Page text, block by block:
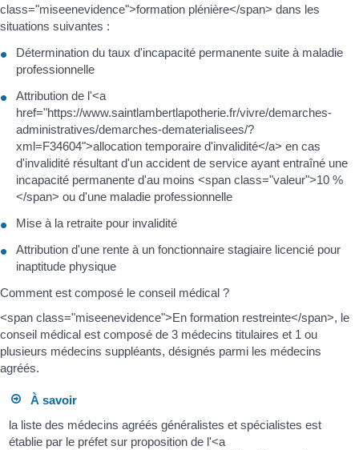
class="miseenevidence">formation plénière</span> dans les
situations suivantes :
Détermination du taux d'incapacité permanente suite à maladie
professionnelle
Attribution de l'<a
href="https://www.saintlambertlapotherie.fr/vivre/demarches-
administratives/demarches-dematerialisees/?
xml=F34604">allocation temporaire d'invalidité</a> en cas
d'invalidité résultant d'un accident de service ayant entraîné une
incapacité permanente d'au moins <span class="valeur">10 %
</span> ou d'une maladie professionnelle
Mise à la retraite pour invalidité
Attribution d'une rente à un fonctionnaire stagiaire licencié pour
inaptitude physique
Comment est composé le conseil médical ?
<span class="miseenevidence">En formation restreinte</span>, le
conseil médical est composé de 3 médecins titulaires et 1 ou
plusieurs médecins suppléants, désignés parmi les médecins
agréés.
À savoir
la liste des médecins agréés généralistes et spécialistes est
établie par le préfet sur proposition de l'<a